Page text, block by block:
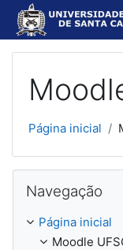
Ir para o conteúdo
Página inicial
Navegação
Página inicial
Moodle